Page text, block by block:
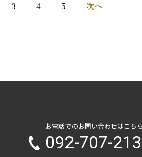
3 4 5 次へ
お電話でのお問い合わせはこちら
092-707-